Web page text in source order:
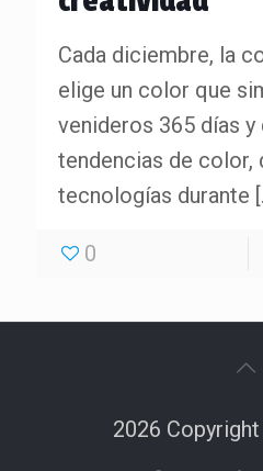
Cada diciembre, la
elige un color que
venideros 365 días y
tendencias de color,
tecnologías durante
0
2026